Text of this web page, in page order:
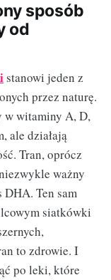
sposób
od
stanowi jeden z
przez naturę.
w witaminy A, D,
ale działają
Tran, oprócz
ważny
Ten sam
siatkówki
to zdrowie. I
po leki, które